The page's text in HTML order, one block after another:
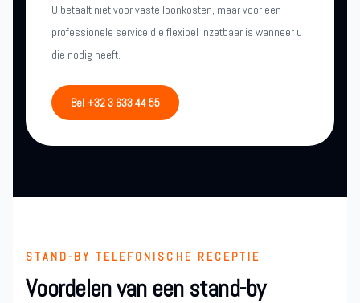
U betaalt niet voor vaste loonkosten, maar voor een
professionele service die flexibel inzetbaar is wanneer u
die nodig heeft.
Bel +32 3 633 44 55
STAND-BY TELEFONISCHE RECEPTIE
Voordelen van een stand-by